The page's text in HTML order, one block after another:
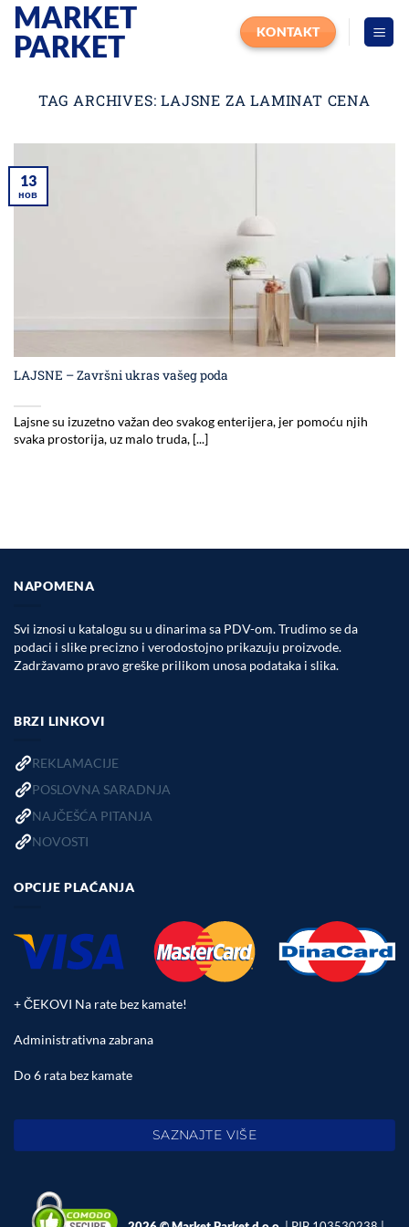
Прескочи
садржај
MARKET
PARKET
KONTAKT
TAG ARCHIVES:LAJSNE ZA LAMINAT CENA
LAJSNE – Završni ukras vašeg poda
Lajsne su izuzetno važan deo svakog enterijera, jer pomoću njih
svaka prostorija, uz malo truda, [...]
13
нов
NAPOMENA
Svi iznosi u katalogu su u dinarima sa PDV-om. Trudimo se da
podaci i slike precizno i verodostojno prikazuju proizvode.
Zadržavamo pravo greške prilikom unosa podataka i slika.
BRZI LINKOVI
REKLAMACIJE
POSLOVNA SARADNJA
NAJČEŠĆA PITANJA
NOVOSTI
OPCIJE PLAĆANJA
+ ČEKOVI Na rate bez kamate!
Administrativna zabrana
Do 6 rata bez kamate
SAZNAJTE VIŠE